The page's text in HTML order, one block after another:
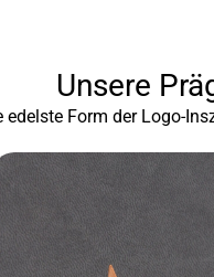
Unsere
edelste Form der Logo-